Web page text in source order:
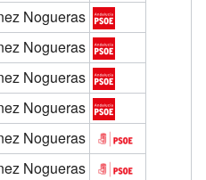
Nogueras
Nogueras
Nogueras
Nogueras
Nogueras
Nogueras